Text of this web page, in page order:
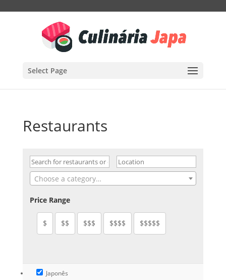
Select Page
Restaurants
Choose a category…
Price Range
$ $$ $$$ $$$$ $$$$$
Japonês